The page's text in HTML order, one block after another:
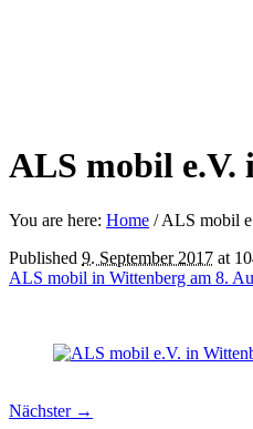
ALS mobil e.V.
You are here: Home /ALS mobil
Published 9. September 2017 at
ALS mobil in Wittenberg am 8.
Nächster →